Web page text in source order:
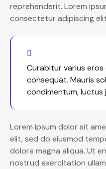
reprehenderit. Lorem
consectetur adipiscing
Curabitur varius
consequat. Mauris
condimentum, luctus
Lorem ipsum dolor sit
elit, sed do eiusmod
dolore magna aliqua. Ut
nostrud exercitation